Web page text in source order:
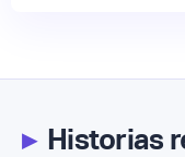
▸Historias